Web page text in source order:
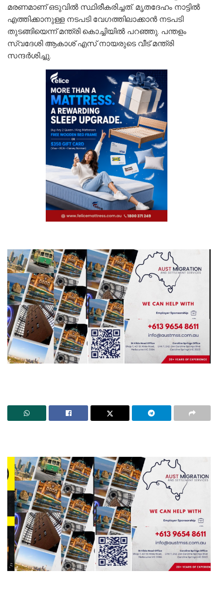
മരണമാണ് ഒടുവിൽ സ്ഥിരീകരിച്ചത്. മൃതദേഹം നാട്ടിൽ
എത്തിക്കാനുള്ള നടപടി വേഗത്തിലാക്കാൻ നടപടി
തുടങ്ങിയെന്ന് മന്ത്രി കൊച്ചിയില്‍ പറഞ്ഞു. പന്തളം
സ്വദേശി ആകാശ് എസ് നായരുടെ വീട് മന്ത്രി
സന്ദർശിച്ചു.